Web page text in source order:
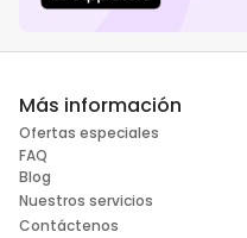
Más información
Ofertas especiales
FAQ
Blog
Nuestros servicios
Contáctenos